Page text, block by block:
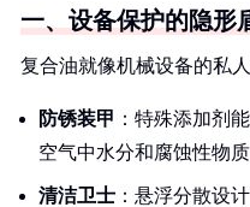
一、设备保护的隐形
复合油就像机械设备的私
防锈装甲 ：特殊添加剂
空气中水分和腐蚀性物质
清洁卫士 ：悬浮分散设